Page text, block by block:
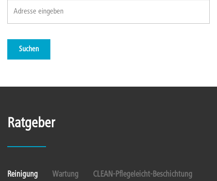
Suchen
Ratgeber
Reinigung Wartung CLEAN-Pflegeleicht-Beschichtung